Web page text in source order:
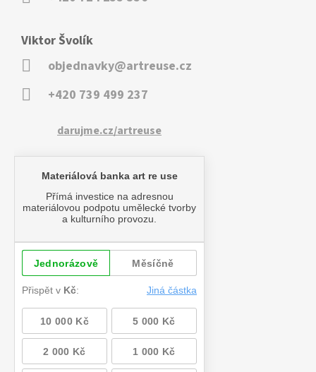
Viktor Švolík
objednavky@artreuse.cz
+420 739 499 237
darujme.cz/artreuse